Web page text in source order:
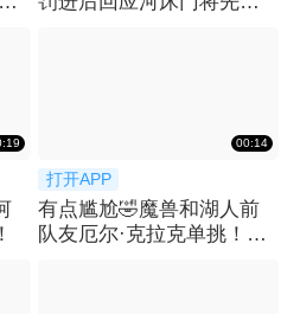
00:14
打开APP
有点尴尬🤣魔兽和湖人前
队友厄尔·克拉克单挑！吃